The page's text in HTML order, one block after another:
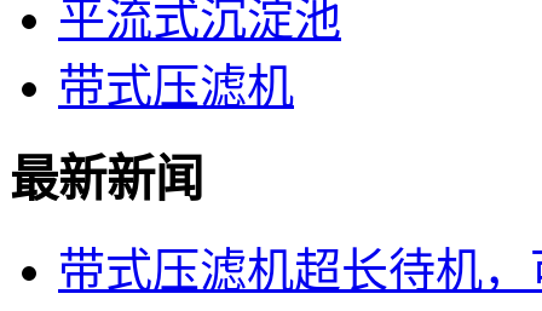
平流式沉淀池
带式压滤机
最新新闻
带式压滤机超长待机